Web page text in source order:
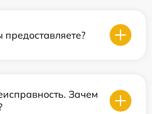
Зачем